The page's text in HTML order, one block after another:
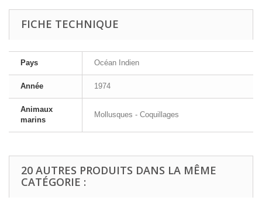
FICHE TECHNIQUE
Pays Océan Indien
Année 1974
Animaux
marins
Mollusques - Coquillages
20 AUTRES PRODUITS DANS LA MÊME
CATÉGORIE :